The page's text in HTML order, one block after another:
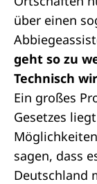
über einen
geht so zu
Technisch
Ein großes
Gesetzes
sagen, dass
Deutschland